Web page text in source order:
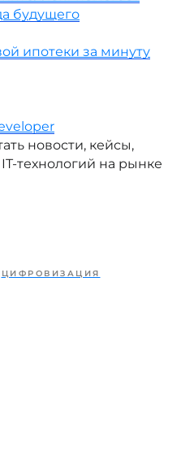
будущего
ипотеки за минуту
новости, кейсы,
технологий на рынке
ЦИФРОВИЗАЦИЯ